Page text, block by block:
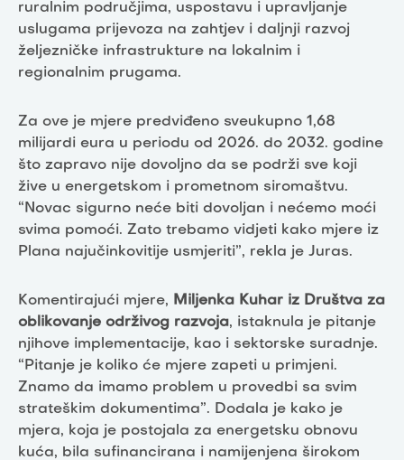
ruralnim područjima, uspostavu i upravljanje
uslugama prijevoza na zahtjev i daljnji razvoj
željezničke infrastrukture na lokalnim i
regionalnim prugama.
Za ove je mjere predviđeno sveukupno 1,68
milijardi eura u periodu od 2026. do 2032. godine
što zapravo nije dovoljno da se podrži sve koji
žive u energetskom i prometnom siromaštvu.
“Novac sigurno neće biti dovoljan i nećemo moći
svima pomoći. Zato trebamo vidjeti kako mjere iz
Plana najučinkovitije usmjeriti”, rekla je Juras.
Komentirajući mjere, Miljenka Kuhar iz Društva za
oblikovanje održivog razvoja, istaknula je pitanje
njihove implementacije, kao i sektorske suradnje.
“Pitanje je koliko će mjere zapeti u primjeni.
Znamo da imamo problem u provedbi sa svim
strateškim dokumentima”. Dodala je kako je
mjera, koja je postojala za energetsku obnovu
kuća, bila sufinancirana i namijenjena širokom